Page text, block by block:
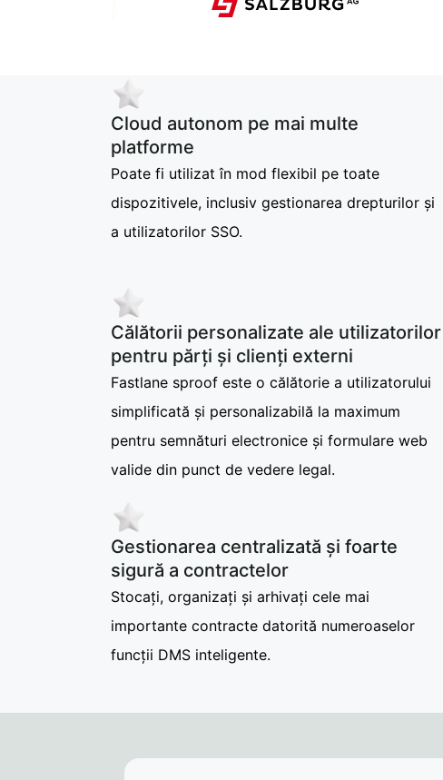
Cloud autonom pe mai multe
platforme
Poate fi utilizat în mod flexibil pe toate
dispozitivele, inclusiv gestionarea drepturilor și
a utilizatorilor SSO.
Călătorii personalizate ale utilizatorilor
pentru părți și clienți externi
Fastlane sproof este o călătorie a utilizatorului
simplificată și personalizabilă la maximum
pentru semnături electronice și formulare web
valide din punct de vedere legal.
Gestionarea centralizată și foarte
sigură a contractelor
Stocați, organizați și arhivați cele mai
importante contracte datorită numeroaselor
funcții DMS inteligente.